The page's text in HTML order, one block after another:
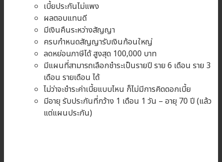
เบี้ยประกันไม่แพง
ผลตอบแทนดี
มีเงินคืนระหว่างสัญญา
ครบกำหนดสัญญารับเงินก้อนใหญ่
ลดหย่อนภาษีได้ สูงสุด 100,000 บาท
มีแผนที่สามารถเลือกชำระเป็นรายปี ราย 6 เดือน ราย 3
เดือน รายเดือน ได้
ไม่ว่าจะชำระค่าเบี้ยแบบไหน ก็ไม่มีการคิดดอกเบี้ย
มีอายุ รับประกันที่กว้าง 1 เดือน 1 วัน – อายุ 70 ปี (แล้ว
แต่แผนประกัน)